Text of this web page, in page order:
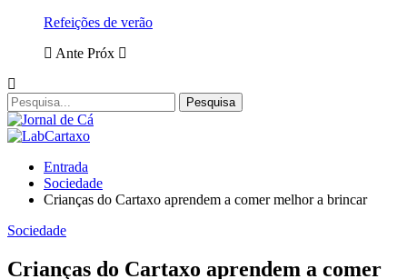
Refeições de verão
Ante Próx
Entrada
Sociedade
Crianças do Cartaxo aprendem a comer melhor a brincar
Sociedade
Crianças do Cartaxo aprendem a comer